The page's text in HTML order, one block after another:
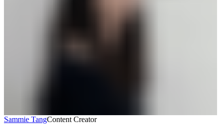
Sammie TangContent Creator